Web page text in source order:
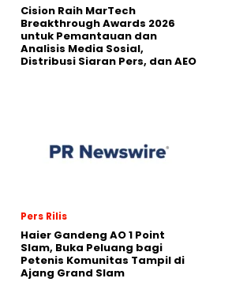
Cision Raih MarTech
Breakthrough Awards 2026
untuk Pemantauan dan
Analisis Media Sosial,
Distribusi Siaran Pers, dan AEO
Pers Rilis
Haier Gandeng AO 1 Point
Slam, Buka Peluang bagi
Petenis Komunitas Tampil di
Ajang Grand Slam